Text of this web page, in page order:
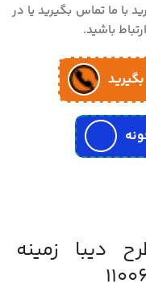
با ما تماس بگیرید یا در
باشید.
دیبا زمینه